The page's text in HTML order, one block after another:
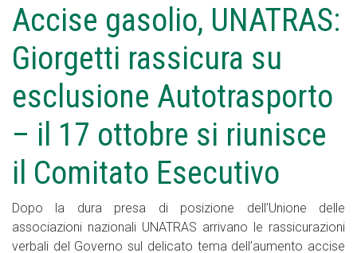
Accise gasolio, UNATRAS:
Giorgetti rassicura su
esclusione Autotrasporto
– il 17 ottobre si riunisce
il Comitato Esecutivo
Dopo la dura presa di posizione dell’Unione delle
associazioni nazionali UNATRAS arrivano le rassicurazioni
verbali del Governo sul delicato tema dell’aumento accise